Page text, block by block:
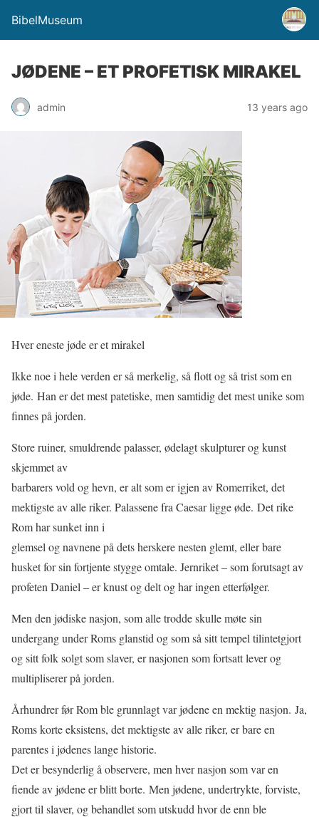
BibelMuseum
JØDENE – ET PROFETISK MIRAKEL
admin 13 years ago
Hver eneste jøde er et mirakel
Ikke noe i hele verden er så merkelig, så flott og så trist som en
jøde. Han er det mest patetiske, men samtidig det mest unike som
finnes på jorden.
Store ruiner, smuldrende palasser, ødelagt skulpturer og kunst
skjemmet av
barbarers vold og hevn, er alt som er igjen av Romerriket, det
mektigste av alle riker. Palassene fra Caesar ligge øde. Det rike
Rom har sunket inn i
glemsel og navnene på dets herskere nesten glemt, eller bare
husket for sin fortjente stygge omtale. Jernriket – som forutsagt av
profeten Daniel – er knust og delt og har ingen etterfølger.
Men den jødiske nasjon, som alle trodde skulle møte sin
undergang under Roms glanstid og som så sitt tempel tilintetgjort
og sitt folk solgt som slaver, er nasjonen som fortsatt lever og
multipliserer på jorden.
Århundrer før Rom ble grunnlagt var jødene en mektig nasjon. Ja,
Roms korte eksistens, det mektigste av alle riker, er bare en
parentes i jødenes lange historie.
Det er besynderlig å observere, men hver nasjon som var en
fiende av jødene er blitt borte. Men jødene, undertrykte, forviste,
gjort til slaver, og behandlet som utskudd hvor de enn ble